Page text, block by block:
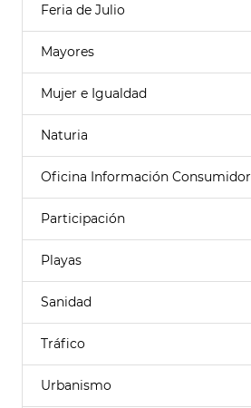
Feria de Julio
Mayores
Mujer e Igualdad
Naturia
Oficina Información Consumidor
Participación
Playas
Sanidad
Tráfico
Urbanismo